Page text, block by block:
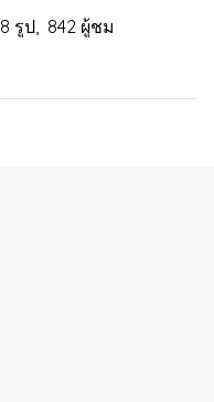
8 รูป, 842 ผู้ชม